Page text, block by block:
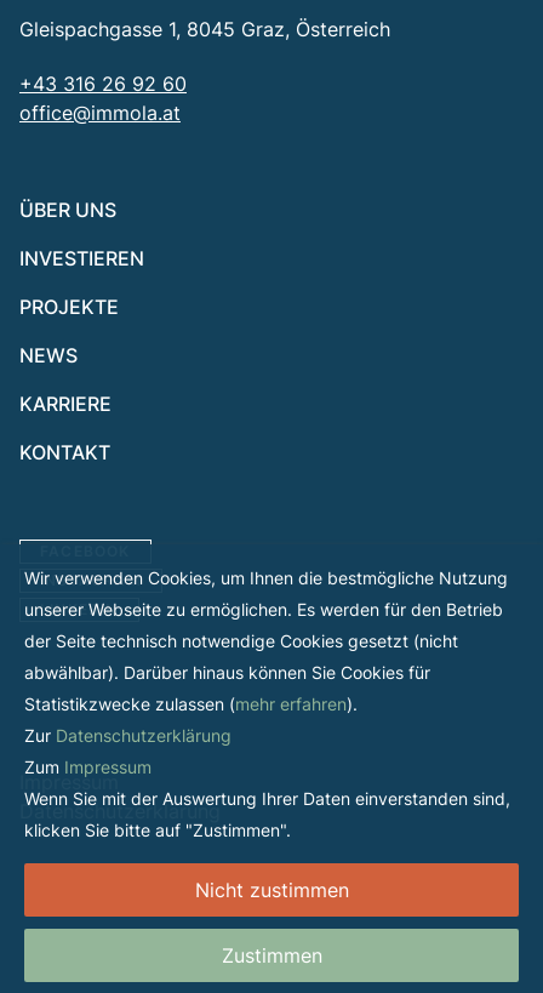
Gleispachgasse 1, 8045 Graz, Österreich
+43 316 26 92 60
office@immola.at
ÜBER UNS
INVESTIEREN
PROJEKTE
NEWS
KARRIERE
KONTAKT
INSTAGRAM
LINKEDIN
Impressum
Datenschutzerklärung
Wir verwenden Cookies, um Ihnen die bestmögliche Nutzung
unserer Webseite zu ermöglichen. Es werden für den Betrieb
der Seite technisch notwendige Cookies gesetzt (nicht
abwählbar). Darüber hinaus können Sie Cookies für
Statistikzwecke zulassen (mehr erfahren).
Zur Datenschutzerklärung
Zum Impressum
Wenn Sie mit der Auswertung Ihrer Daten einverstanden sind,
klicken Sie bitte auf "Zustimmen".
Nicht zustimmen
Zustimmen